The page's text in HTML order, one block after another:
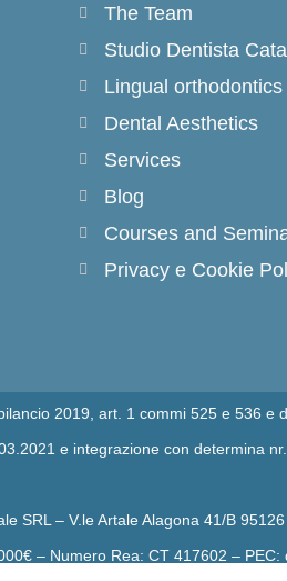
The Team
Studio Dentista
Lingual orthodontics
Dental Aesthetics
Services
Blog
Courses and
Privacy e Cookie
2019, art. 1 commi 525 e 536 e
e integrazione con determina
SRL – V.le Artale Alagona 41/B
– Numero Rea: CT 417602 –